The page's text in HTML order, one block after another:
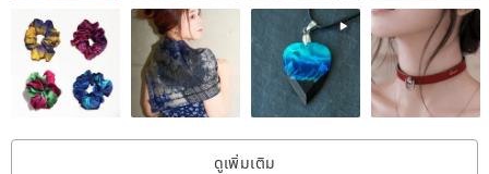
/ Material /
Hand-fired glass + artificial crystal + alloy accessories + Taiwan
thread + electroplated white K color question mark hook head.
ดูเพิ่มเติม